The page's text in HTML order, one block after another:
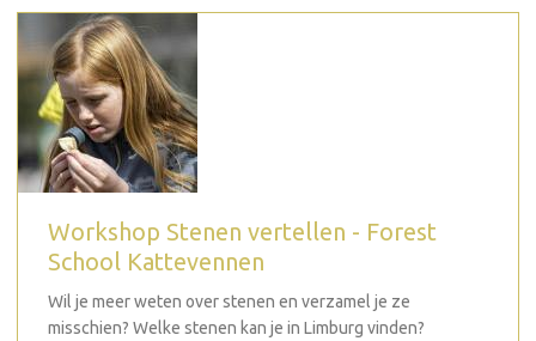
Workshop Stenen vertellen - Forest
School Kattevennen
Wil je meer weten over stenen en verzamel je ze
misschien? Welke stenen kan je in Limburg vinden?